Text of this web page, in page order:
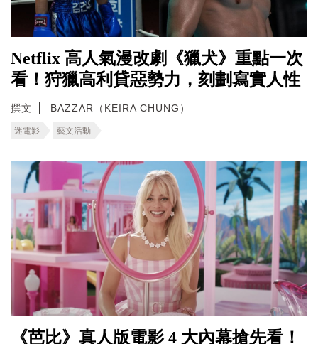
Netflix 高人氣漫改劇《獵犬》重點一次
看！狩獵高利貸惡勢力，刻劃寫實人性
撰文 BAZZAR（KEIRA CHUNG）
迷電影 藝文活動
《芭比》真人版電影 4 大內幕搶先看！